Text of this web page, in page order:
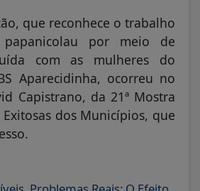
que reconhece o trabalho
por meio de
com as mulheres do
Aparecidinha, ocorreu no
Capistrano, da 21ª Mostra
dos Municípios, que